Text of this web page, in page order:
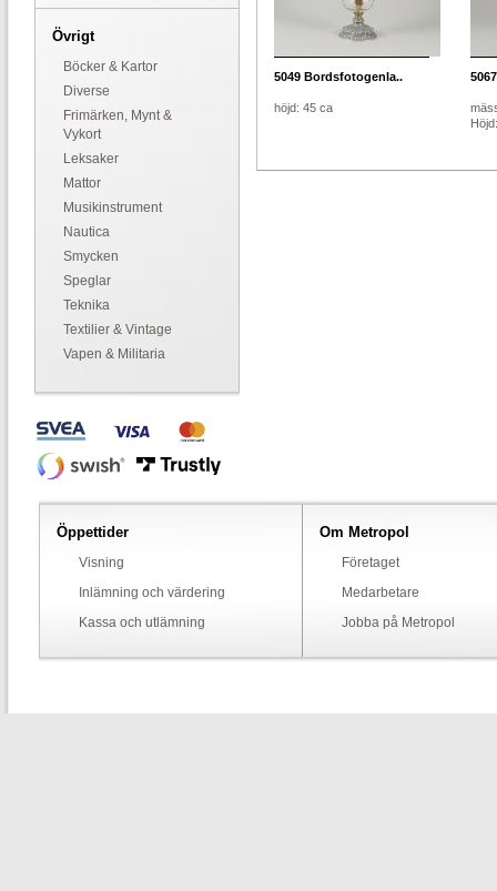
Övrigt
Böcker & Kartor
Diverse
Frimärken, Mynt &
Vykort
Leksaker
Mattor
Musikinstrument
Nautica
Smycken
Speglar
Teknika
Textilier & Vintage
Vapen & Militaria
5049 Bordsfotogenla..
höjd: 45 ca
5067
Öppettider
Visning
Inlämning och värdering
Kassa och utlämning
Om Metropol
Företaget
Medarbetare
Jobba på Metropol